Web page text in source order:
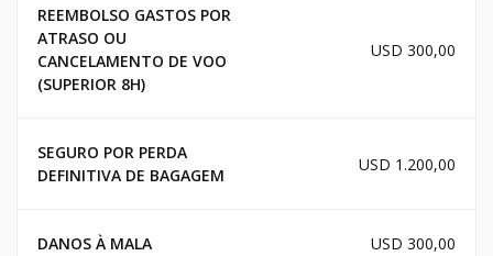
REEMBOLSO GASTOS POR
ATRASO OU
CANCELAMENTO DE VOO
(SUPERIOR 8H)
USD 300,00
SEGURO POR PERDA
DEFINITIVA DE BAGAGEM
USD 1.200,00
DANOS À MALA USD 300,00